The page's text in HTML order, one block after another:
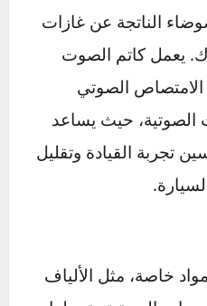
وكيف يعمل؟
جهاز متصل بنظام
الناتجة عن غازات
يعمل كاتم الصوت
الصوتي
القيادة وتقليل